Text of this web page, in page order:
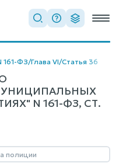
161-ФЗ/Глава VI/Статья 36
N 161-ФЗ, СТ.